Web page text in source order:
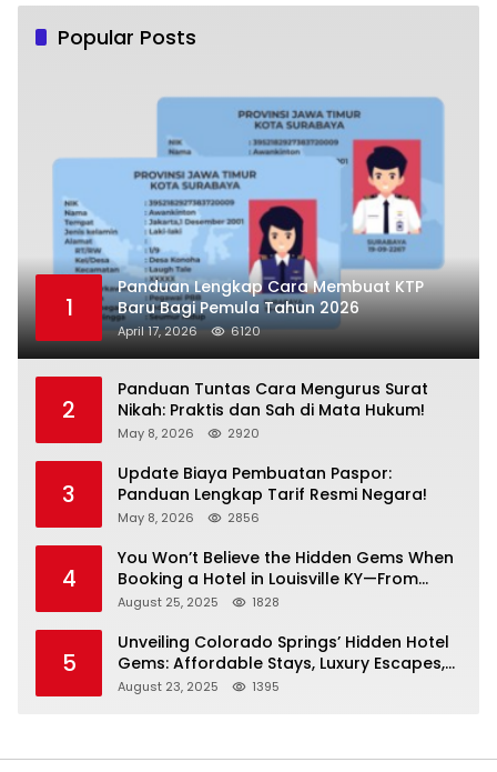
Popular Posts
1
Panduan Lengkap Cara Membuat KTP
Baru Bagi Pemula Tahun 2026
April 17, 2026 6120
2
Panduan Tuntas Cara Mengurus Surat
Nikah: Praktis dan Sah di Mata Hukum!
May 8, 2026 2920
3
Update Biaya Pembuatan Paspor:
Panduan Lengkap Tarif Resmi Negara!
May 8, 2026 2856
4
You Won’t Believe the Hidden Gems When
Booking a Hotel in Louisville KY—From
Cheap to Luxe!
August 25, 2025 1828
5
Unveiling Colorado Springs’ Hidden Hotel
Gems: Affordable Stays, Luxury Escapes,
and Everything In Between!
August 23, 2025 1395